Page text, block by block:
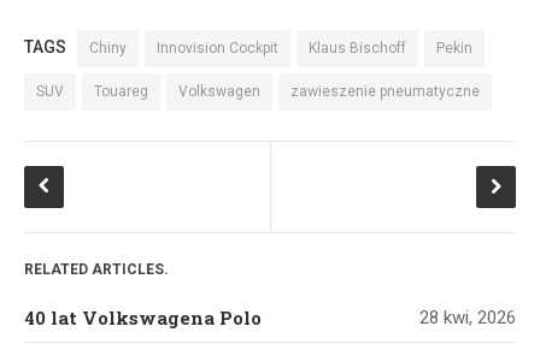
TAGS Chiny Innovision Cockpit Klaus Bischoff Pekin
SUV Touareg Volkswagen zawieszenie pneumatyczne
RELATED ARTICLES.
40 lat Volkswagena Polo 28 kwi, 2026